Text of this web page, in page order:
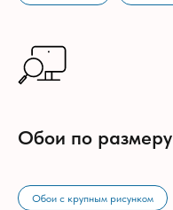
Обои по
Обои с крупным рисунком